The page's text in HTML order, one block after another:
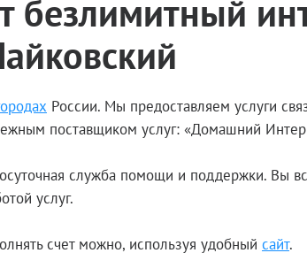
России. Мы предоставляем услуги
поставщиком услуг: «Домашний
служба помощи и поддержки. Вы
услуг.
счет можно, используя удобный сайт.